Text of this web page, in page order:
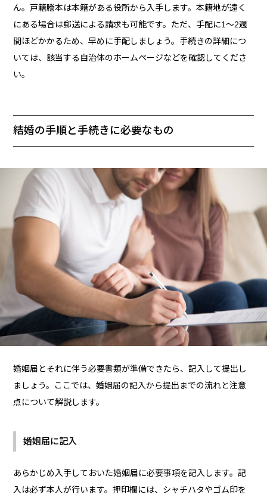
ん。戸籍謄本は本籍がある役所から入手します。本籍地が遠く
にある場合は郵送による請求も可能です。ただ、手配に1～2週
間ほどかかるため、早めに手配しましょう。手続きの詳細につ
いては、該当する自治体のホームページなどを確認してくださ
い。
結婚の手順と手続きに必要なもの
婚姻届とそれに伴う必要書類が準備できたら、記入して提出し
ましょう。ここでは、婚姻届の記入から提出までの流れと注意
点について解説します。
婚姻届に記入
あらかじめ入手しておいた婚姻届に必要事項を記入します。記
入は必ず本人が行います。押印欄には、シャチハタやゴム印を